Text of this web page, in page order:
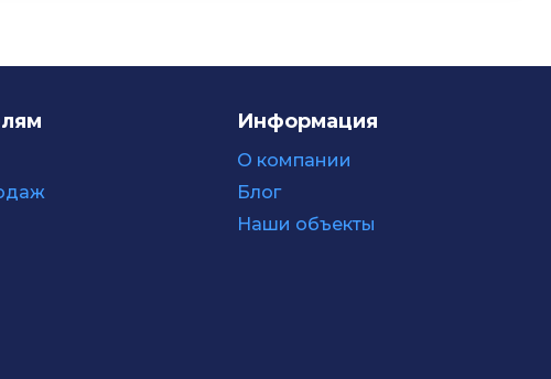
Информация
О компании
Блог
Наши объекты